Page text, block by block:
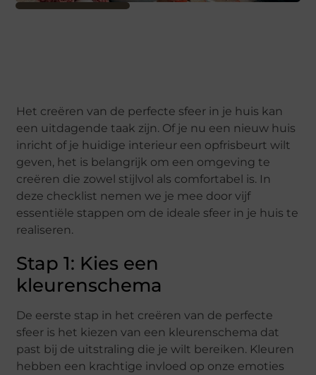
Het creëren van de perfecte sfeer in je huis kan
een uitdagende taak zijn. Of je nu een nieuw huis
inricht of je huidige interieur een opfrisbeurt wilt
geven, het is belangrijk om een omgeving te
creëren die zowel stijlvol als comfortabel is. In
deze checklist nemen we je mee door vijf
essentiële stappen om de ideale sfeer in je huis te
realiseren.
Stap 1: Kies een
kleurenschema
De eerste stap in het creëren van de perfecte
sfeer is het kiezen van een kleurenschema dat
past bij de uitstraling die je wilt bereiken. Kleuren
hebben een krachtige invloed op onze emoties